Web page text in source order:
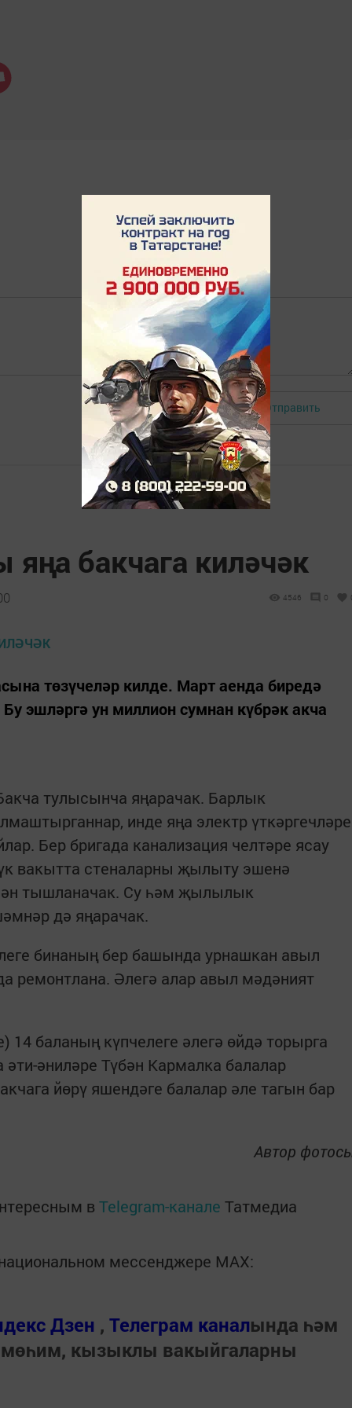
Авторизоваться Отправить
яңа бакчага киләчәк
4546 0
төзүчеләр килде. Март аенда биредә
эшләргә ун миллион сумнан күбрәк акча
тулысынча яңарачак. Барлык
инде яңа электр үткәргечләре
Бер бригада канализация челтәре ясау
вакытта стеналарны җылыту эшенә
тышланачак. Су һәм җылылык
дә яңарачак.
бинаның бер башында урнашкан авыл
ремонтлана. Әлегә алар авыл мәдәният
14 баланың күпчелеге әлегә өйдә торырга
әниләре Түбән Кармалка балалар
йөрү яшендәге балалар әле тагын бар
Автор
в Telegram-канале Татмедиа
мессенджере MАХ:
Дзен , Телеграм каналында һәм
кызыклы вакыйгаларны